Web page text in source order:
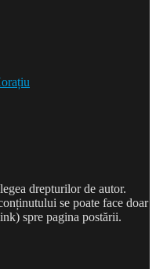
drepturilor de autor.
se poate face doar
spre pagina postării.